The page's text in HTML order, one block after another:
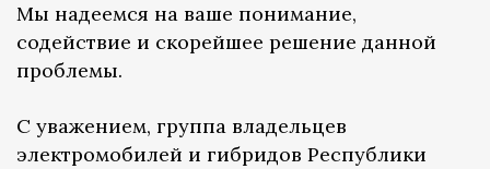
Мы надеемся на ваше понимание,
содействие и скорейшее решение данной
проблемы.
С уважением, группа владельцев
электромобилей и гибридов Республики